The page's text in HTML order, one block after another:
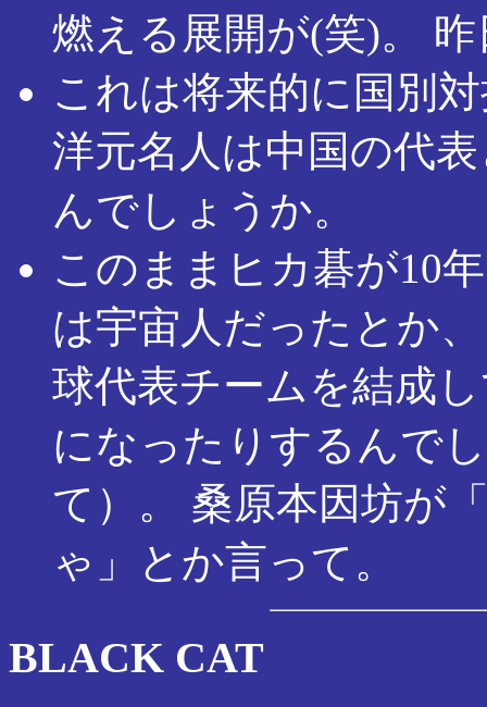
燃える展開が(笑)。
これは将来的に国別
洋元名人は中国の代
んでしょうか。
このままヒカ碁が10
は宇宙人だったとか
球代表チームを結成
になったりするんで
て）。 桑原本因坊が
ゃ」とか言って。
BLACK CAT